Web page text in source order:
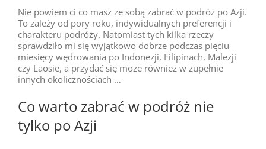
Nie powiem ci co masz ze sobą zabrać w podróż po Azji.
To zależy od pory roku, indywidualnych preferencji i
charakteru podróży. Natomiast tych kilka rzeczy
sprawdziło mi się wyjątkowo dobrze podczas pięciu
miesięcy wędrowania po Indonezji, Filipinach, Malezji
czy Laosie, a przydać się może również w zupełnie
innych okolicznościach …
Co warto zabrać w podróż nie
tylko po Azji